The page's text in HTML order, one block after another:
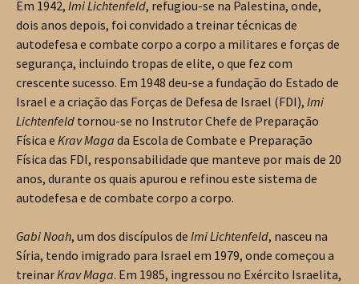
Em 1942, Imi Lichtenfeld, refugiou-se na Palestina, onde,
dois anos depois, foi convidado a treinar técnicas de
autodefesa e combate corpo a corpo a militares e forças de
segurança, incluindo tropas de elite, o que fez com
crescente sucesso. Em 1948 deu-se a fundação do Estado de
Israel e a criação das Forças de Defesa de Israel (FDI), Imi
Lichtenfeld tornou-se no Instrutor Chefe de Preparação
Física e Krav Maga da Escola de Combate e Preparação
Física das FDI, responsabilidade que manteve por mais de 20
anos, durante os quais apurou e refinou este sistema de
autodefesa e de combate corpo a corpo.
Gabi Noah, um dos discípulos de Imi Lichtenfeld, nasceu na
Síria, tendo imigrado para Israel em 1979, onde começou a
treinarKrav Maga. Em 1985, ingressou no Exército Israelita,